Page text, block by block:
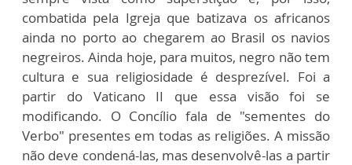
combatida pela Igreja que batizava os africanos
ainda no porto ao chegarem ao Brasil os navios
negreiros. Ainda hoje, para muitos, negro não tem
cultura e sua religiosidade é desprezível. Foi a
partir do Vaticano II que essa visão foi se
modificando. O Concílio fala de "sementes do
Verbo" presentes em todas as religiões. A missão
não deve condená-las, mas desenvolvê-las a partir